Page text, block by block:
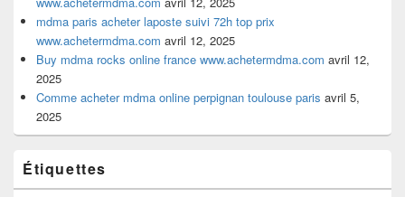
mdma paris acheter laposte suivi 72h top prix
www.achetermdma.com avril 12, 2025
Buy mdma rocks online france www.achetermdma.com avril 12,
2025
Comme acheter mdma online perpignan toulouse paris avril 5,
2025
Étiquettes